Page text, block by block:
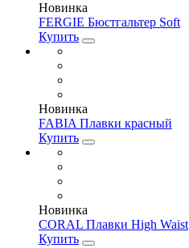
Новинка
FERGIE Бюстгальтер Soft
Купить
Новинка
FABIA Плавки красный
Купить
Новинка
CORAL Плавки High Waist
Купить